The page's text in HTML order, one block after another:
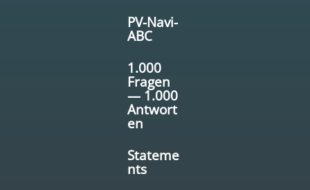
PV-Navi-
ABC
1.000
Fragen
— 1.000
Antwort
en
Stateme
nts